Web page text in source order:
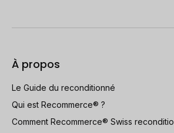
À propos
Le Guide du reconditionné
Qui est Recommerce® ?
Comment Recommerce® Swiss